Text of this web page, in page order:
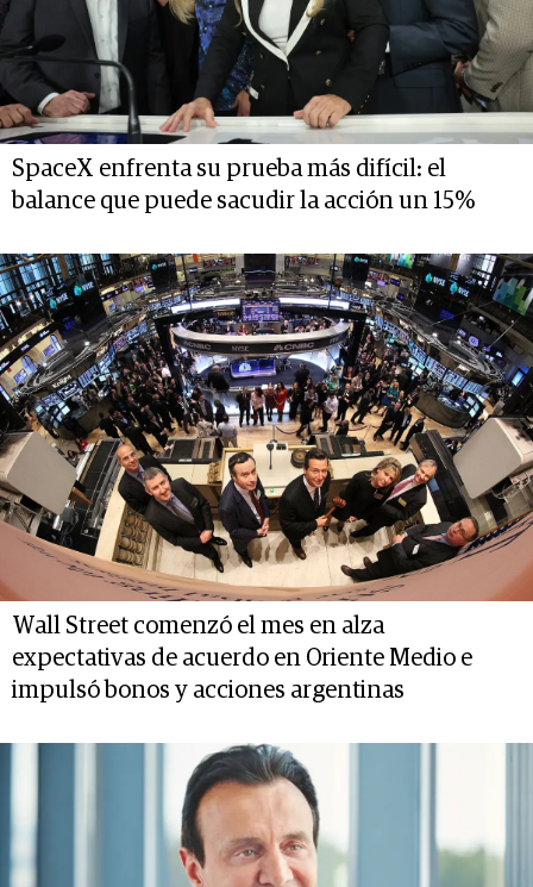
SpaceX enfrenta su prueba más difícil: el
balance que puede sacudir la acción un 15%
Wall Street comenzó el mes en alza
expectativas de acuerdo en Oriente Medio e
impulsó bonos y acciones argentinas